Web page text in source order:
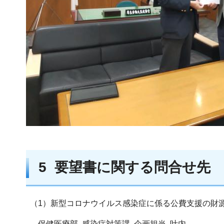
5 要望書に関する問合せ先
（1）新型コロナウイルス感染症に係る公費支援の財